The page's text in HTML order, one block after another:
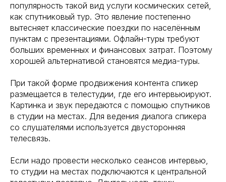
популярность такой вид услуги космических сетей,
как спутниковый тур. Это явление постепенно
вытесняет классические поездки по населённым
пунктам с презентациями. Офлайн-туры требуют
больших временных и финансовых затрат. Поэтому
хорошей альтернативой становятся медиа-туры.
При такой форме продвижения контента спикер
размещается в телестудии, где его интервьюируют.
Картинка и звук передаются с помощью спутников
в студии на местах. Для ведения диалога спикера
со слушателями используется двусторонняя
телесвязь.
Если надо провести несколько сеансов интервью,
то студии на местах подключаются к центральной